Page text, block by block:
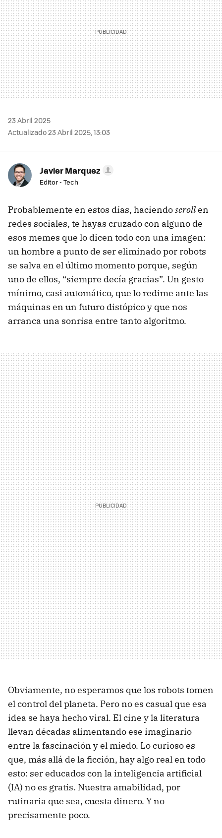
23 Abril 2025
Actualizado 23 Abril 2025, 13:03
Javier Marquez
Editor - Tech
Probablemente en estos días, haciendoscrollen
redes sociales, te hayas cruzado con alguno de
esos memes que lo dicen todo con una imagen:
un hombre a punto de ser eliminado por robots
se salva en el último momento porque, según
uno de ellos, “siempre decía gracias”. Un gesto
mínimo, casi automático, que lo redime ante las
máquinas en un futuro distópico y que nos
arranca una sonrisa entre tanto algoritmo.
Obviamente, no esperamos que los robots tomen
el control del planeta. Pero no es casual que esa
idea se haya hecho viral. El cine y la literatura
llevan décadas alimentando ese imaginario
entre la fascinación y el miedo. Lo curioso es
que, más allá de la ficción, hay algo real en todo
esto: ser educados con la inteligencia artificial
(IA) no es gratis. Nuestra amabilidad, por
rutinaria que sea, cuesta dinero. Y no
precisamente poco.